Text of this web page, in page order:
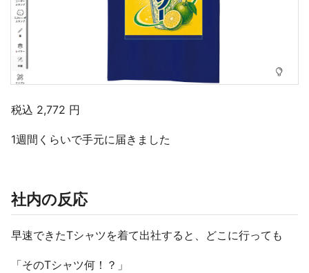
税込 2,772 円
1週間くらいで手元に届きました
社内の反応
早速できたTシャツを着て出社すると、どこに行っても
「そのTシャツ何！？」